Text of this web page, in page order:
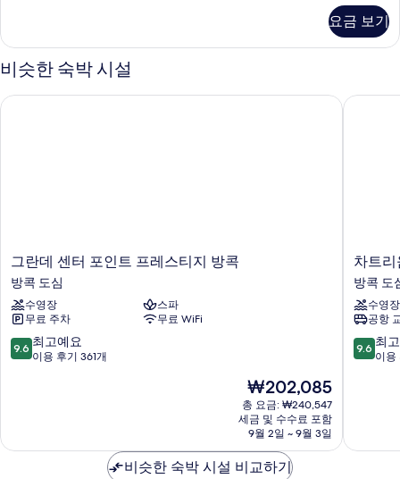
1
개
(Premier)
사
사
즈
대
요금 보기
비슷한 숙박 시설
그
란
데
센
터
포
인
지
그란데 센터 포인트 프레스티지 방콕
방콕 도심
수영장
스파
무료 주차
무료 WiFi
10
점
최
9.6 최고예요
이용 후기 361개
현
재
요
금
₩202,085
₩202,085
총 요금: ₩240,547
세금 및 수수료 포함
9월 2일 ~ 9월 3일
그란데 센터 포인트 프레스티지 방콕
차
트
리
움
그
랜
드
심
차트
방콕 도
수영장
공항
10
점
최
9.6 최
이용
차트리
비슷한 숙박 시설 비교하기